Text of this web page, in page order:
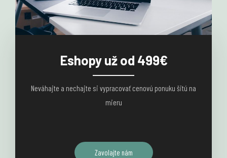
Eshopy už od 499€
Neváhajte a nechajte si vypracovať cenovú ponuku šitú na
mieru
Zavolajte nám